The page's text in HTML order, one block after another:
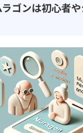
ゴンは初心者